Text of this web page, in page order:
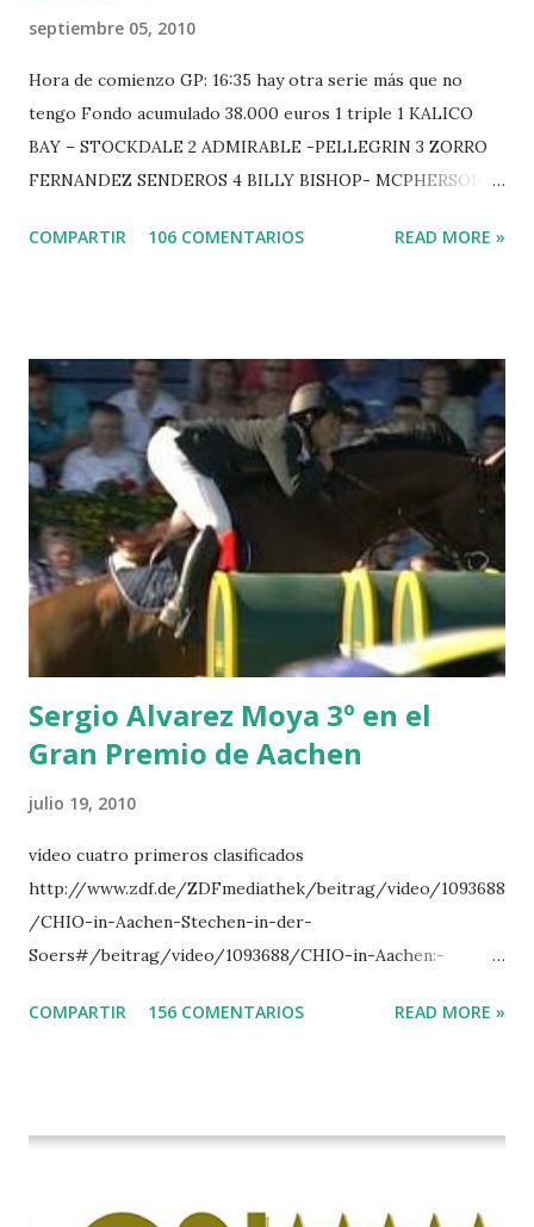
septiembre 05, 2010
Hora de comienzo GP: 16:35 hay otra serie más que no
tengo Fondo acumulado 38.000 euros 1 triple 1 KALICO
BAY – STOCKDALE 2 ADMIRABLE -PELLEGRIN 3 ZORRO
FERNANDEZ SENDEROS 4 BILLY BISHOP- MCPHERSON 5
-EPAILLARD 7 GIG AMAI M WHITAKER 8 SILVANA DU
POWER - MILLAR 5 ARMANIE -VOORN 6 QUERLYBET
HERO -LEJAUNE 7 MO CHROI - O’BRIEN 8 CARMENA Z -
BREEN 9 JALLA DE GAVIERE -RAMZY AL DUHAMI 10
NOVEL -PHILIPPAERTS 3 triple 1 LATE NIGHT -LEVY 2 K
CLUB LADY -O’CONNOR 3 QUICK STUDY - HOUGH 4
LORENZO -AHLMANN 5 L’ESPOIR -GULLIKSEN 6
TOPINAMBOUR -LEPREVOST 7 WISCONSIN 111 -MOYA 8
INTERTOY Z - BRASH 9 HERALD –CORDON 10 SELDANA
DI CAMPALTO -SHARBATLY Vuelta Triunfal... el ganador
del Gran Premio en su vuelta de honor
COMPARTIR 106 COMENTARIOS READ MORE »
Sergio Alvarez Moya 3º en el
Gran Premio de Aachen
julio 19, 2010
vídeo cuatro primeros clasificados
http://www.zdf.de/ZDFmediathek/beitrag/video/1093688
/CHIO-in-Aachen-Stechen-in-der-
Soers#/beitrag/video/1093688/CHIO-in-Aachen:-
COMPARTIR 156 COMENTARIOS READ MORE »